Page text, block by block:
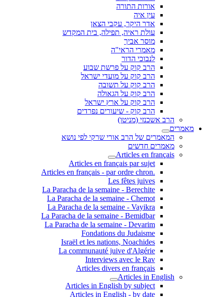
אורות התורה
עין איה
אדר היקר, עקבי הצאן
עולת ראיה, תפילה, בית המקדש
מוסר אביך
מאמרי הראי"ה
לנבוכי הדור
הרב קוק על פרשת שבוע
הרב קוק על מועדי ישראל
הרב קוק על תשובה
הרב קוק על הגאולה
הרב קוק על ארץ ישראל
הרב קוק - שיעורים נפרדים
הרב אשכנזי (מניטו)
מאמרים
המאמרים של הרב אורי שרקי לפי נושא
מאמרים חדשים
Articles en français
Articles en français par sujet
.Articles en français - par ordre chron
Les fêtes juives
La Paracha de la semaine - Berechite
La Paracha de la semaine - Chemot
La Paracha de la semaine - Vayikra
La Paracha de la semaine - Bemidbar
La Paracha de la semaine - Devarim
Fondations du Judaisme
Israël et les nations, Noachides
La communauté juive d'Algérie
Interviews avec le Rav
Articles divers en français
Articles in English
Articles in English by subject
Articles in English - by date